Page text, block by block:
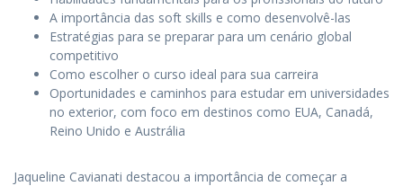
A importância das soft skills e como desenvolvê-las
Estratégias para se preparar para um cenário global
competitivo
Como escolher o curso ideal para sua carreira
Oportunidades e caminhos para estudar em universidades
no exterior, com foco em destinos como EUA, Canadá,
Reino Unido e Austrália
Jaqueline Cavianati destacou a importância de começar a